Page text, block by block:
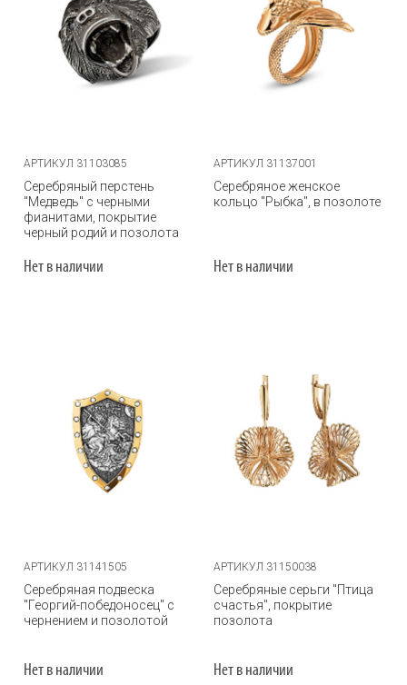
АРТИКУЛ 31103085
Серебряный перстень
"Медведь" с черными
фианитами, покрытие
черный родий и позолота
Нет в наличии
АРТИКУЛ 31137001
Серебряное женское
кольцо "Рыбка", в позолоте
Нет в наличии
АРТИКУЛ 31141505
Серебряная подвеска
"Георгий-победоносец" с
чернением и позолотой
Нет в наличии
АРТИКУЛ 31150038
Серебряные серьги "Птица
счастья", покрытие
позолота
Нет в наличии